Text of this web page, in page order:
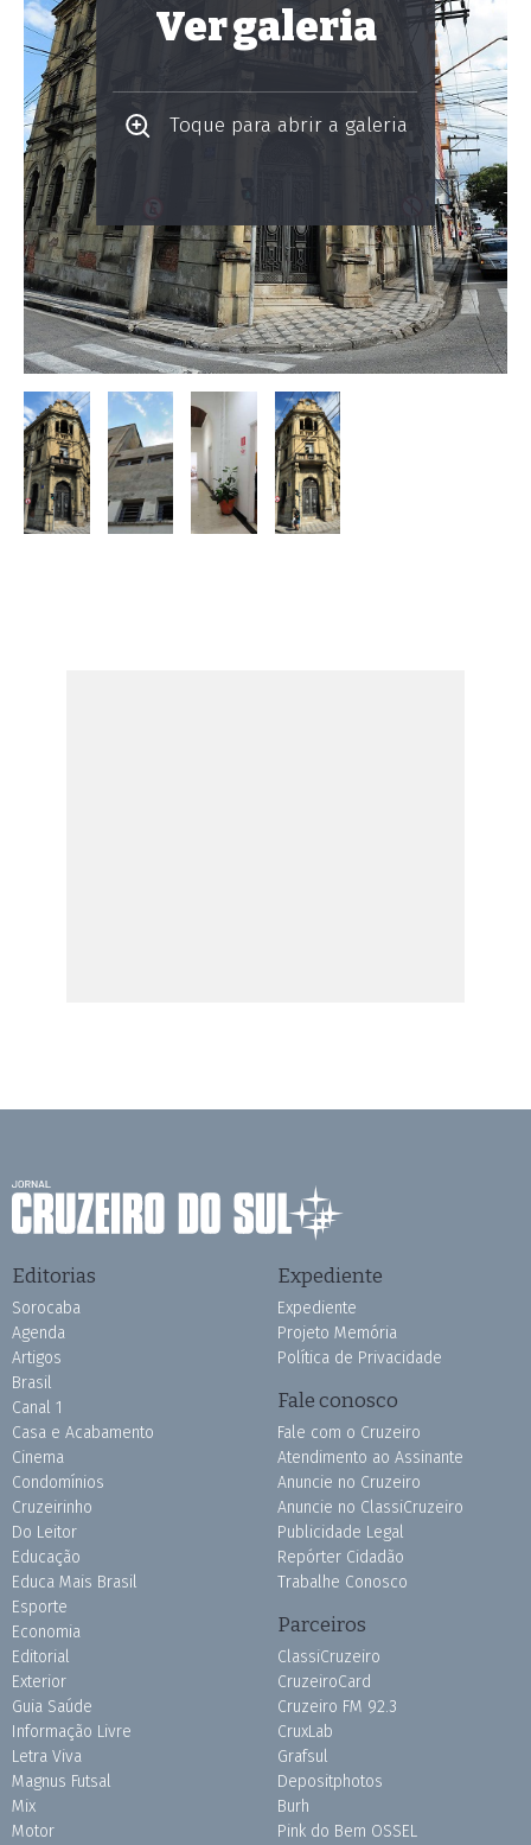
Ver galeria
Toque para abrir a galeria
Editorias
Sorocaba
Agenda
Artigos
Brasil
Canal 1
Casa e Acabamento
Cinema
Condomínios
Cruzeirinho
Do Leitor
Educação
Educa Mais Brasil
Esporte
Economia
Editorial
Exterior
Guia Saúde
Informação Livre
Letra Viva
Magnus Futsal
Mix
Motor
Expediente
Expediente
Projeto Memória
Política de Privacidade
Fale conosco
Fale com o Cruzeiro
Atendimento ao Assinante
Anuncie no Cruzeiro
Anuncie no ClassiCruzeiro
Publicidade Legal
Repórter Cidadão
Trabalhe Conosco
Parceiros
ClassiCruzeiro
CruzeiroCard
Cruzeiro FM 92.3
CruxLab
Grafsul
Depositphotos
Burh
Pink do Bem OSSEL